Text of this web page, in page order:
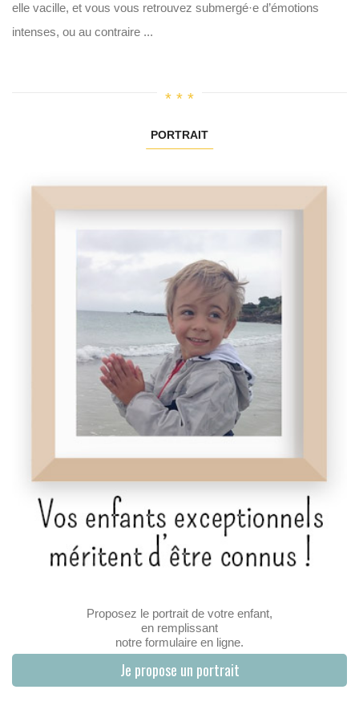
elle vacille, et vous vous retrouvez submergé·e d’émotions
intenses, ou au contraire ...
PORTRAIT
Proposez le portrait de votre enfant,
en remplissant
notre formulaire en ligne.
Je propose un portrait